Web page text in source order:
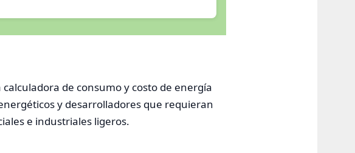
de consumo y costo de energía
y desarrolladores que requieran
e industriales ligeros.